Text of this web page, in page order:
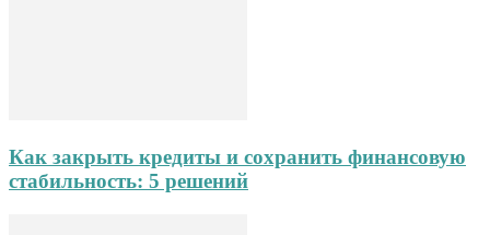
Как закрыть кредиты и сохранить финансовую
стабильность: 5 решений